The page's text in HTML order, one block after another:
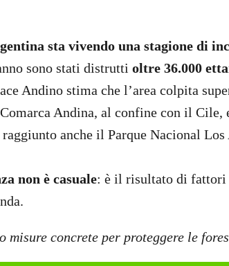
sta vivendo una stagione di
sono stati distrutti oltre 36.000
Andino stima che l’area colpita
Andina, al confine con il
anche il Parque Nacional Los
non è casuale: è il risultato di fattori
misure concrete per proteggere le